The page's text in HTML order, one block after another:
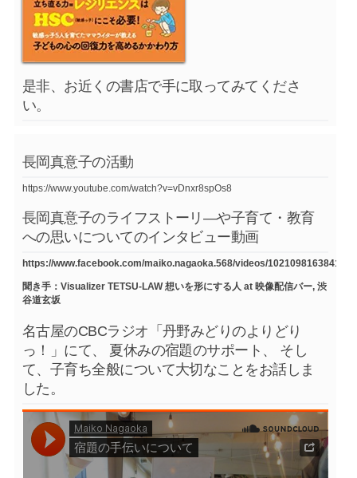
是非、お近くの書店で手に取ってみてくださ
い。
長岡真意子の活動
https://www.youtube.com/watch?v=vDnxr8spOs8
長岡真意子のライフストーリ―や子育て・教育
への思いについてのインタビュー動画
https://www.facebook.com/maiko.nagaoka.568/videos/
聞き手：Visualizer TETSU-LAW 想いを形にする人 at 映像配信バー, 渋
谷道玄坂
名古屋のCBCラジオ「丹野みどりのよりどり
っ！」にて、 夏休みの宿題のサポート、 そし
て、子育ち全般について大切なことをお話しま
した。